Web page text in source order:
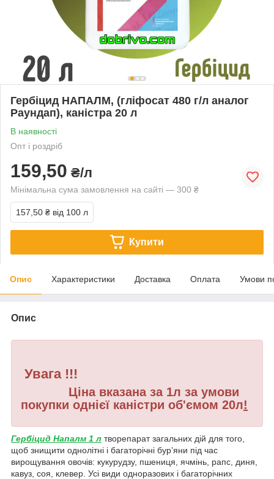
Гербіцид НАПАЛМ, (гліфосат 480 г/л аналог
Раундап), каністра 20 л
В наявності
Опт і роздріб
159,50 ₴/л
Мінімальна сума замовлення на сайті — 300 ₴
157,50 ₴ від 100 л
Купити
Опис Характеристики Доставка Оплата Умови
Опис
Увага !!!
Ціна вказана за 1л за умови
покупки однієї каністри об'ємом 20л!
Гербіцид Напалм 1 л творепарат загальних дій для того,
щоб знищити однолітні і багаторічні бур’яни під час
вирощування овочів: кукурудзу, пшениця, ячмінь, рапс, диня,
кавуз, соя, клевер. Усі види одноразових і багаторічних